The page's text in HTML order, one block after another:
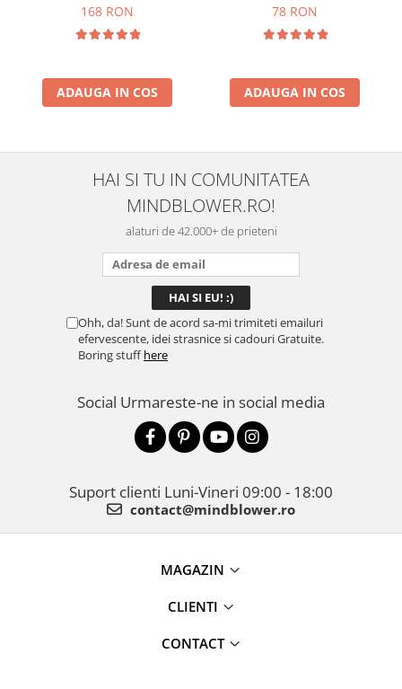
168 RON
ADAUGA IN COS
78 RON
ADAUGA IN COS
HAI SI TU IN COMUNITATEA
MINDBLOWER.RO!
alaturi de 42.000+ de prieteni
Ohh, da! Sunt de acord sa-mi trimiteti emailuri
efervescente, idei strasnice si cadouri Gratuite.
Boring stuffhere
Social Urmareste-ne in social media
Suport clienti Luni-Vineri 09:00 - 18:00
contact@mindblower.ro
MAGAZIN
CLIENTI
CONTACT